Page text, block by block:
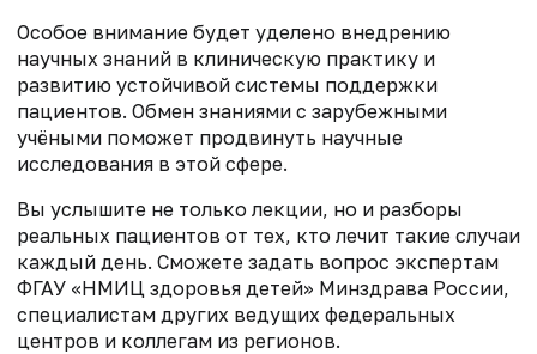
Особое внимание будет уделено внедрению
научных знаний в клиническую практику и
развитию устойчивой системы поддержки
пациентов. Обмен знаниями с зарубежными
учёными поможет продвинуть научные
исследования в этой сфере.
Вы услышите не только лекции, но и разборы
реальных пациентов от тех, кто лечит такие случаи
каждый день. Сможете задать вопрос экспертам
ФГАУ «НМИЦ здоровья детей» Минздрава России,
специалистам других ведущих федеральных
центров и коллегам из регионов.